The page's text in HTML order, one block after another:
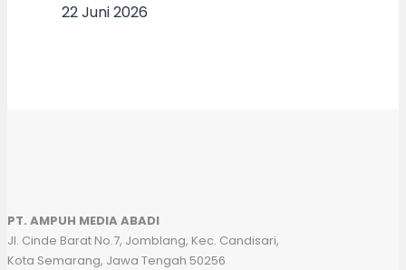
22 Juni 2026
PT. AMPUH MEDIA ABADI
Jl. Cinde Barat No.7, Jomblang, Kec. Candisari,
Kota Semarang, Jawa Tengah 50256